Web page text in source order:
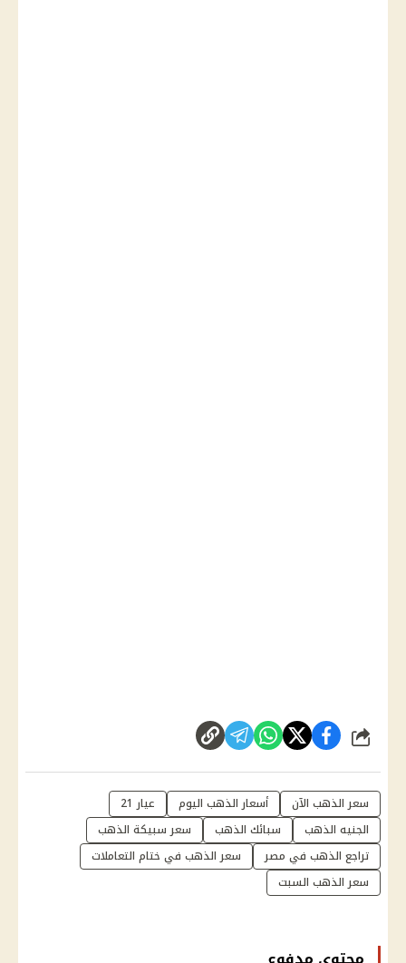
شارك
سعر الذهب الآن أسعار الذهب اليوم
عيار 21
الجنيه الذهب
سبائك الذهب
سعر سبيكة الذهب
تراجع الذهب في مصر
سعر الذهب في ختام التعاملات
سعر الذهب السبت